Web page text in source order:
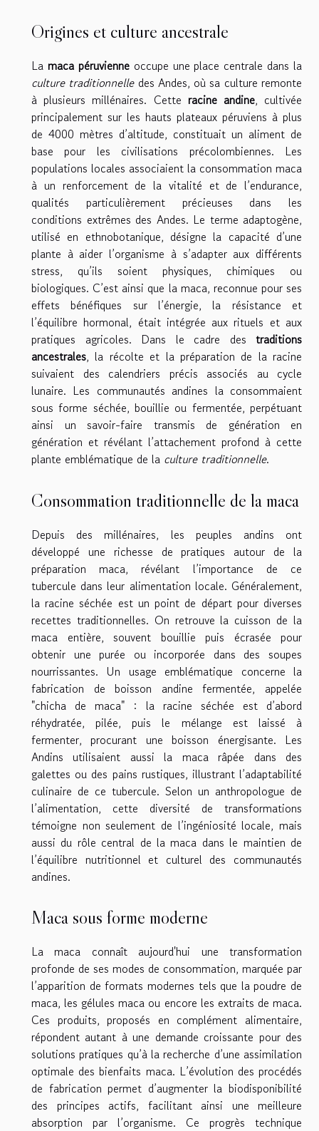
Origines et culture ancestrale
La maca péruvienneoccupe une place centrale dans la
culture traditionnelledes Andes, où sa culture remonte
à plusieurs millénaires. Cette racine andine, cultivée
principalement sur les hauts plateaux péruviens à plus
de 4000 mètres d’altitude, constituait un aliment de
base pour les civilisations précolombiennes. Les
populations locales associaient la consommation maca
à un renforcement de la vitalité et de l’endurance,
qualités particulièrement précieuses dans les
conditions extrêmes des Andes. Le terme adaptogène,
utilisé en ethnobotanique, désigne la capacité d’une
plante à aider l’organisme à s’adapter aux différents
stress, qu’ils soient physiques, chimiques ou
biologiques. C’est ainsi que la maca, reconnue pour ses
effets bénéfiques sur l’énergie, la résistance et
l’équilibre hormonal, était intégrée aux rituels et aux
pratiques agricoles. Dans le cadre des traditions
ancestrales, la récolte et la préparation de la racine
suivaient des calendriers précis associés au cycle
lunaire. Les communautés andines la consommaient
sous forme séchée, bouillie ou fermentée, perpétuant
ainsi un savoir-faire transmis de génération en
génération et révélant l’attachement profond à cette
plante emblématique de la culture traditionnelle.
Consommation traditionnelle de la maca
Depuis des millénaires, les peuples andins ont
développé une richesse de pratiques autour de la
préparation maca, révélant l’importance de ce
tubercule dans leur alimentation locale. Généralement,
la racine séchée est un point de départ pour diverses
recettes traditionnelles. On retrouve la cuisson de la
maca entière, souvent bouillie puis écrasée pour
obtenir une purée ou incorporée dans des soupes
nourrissantes. Un usage emblématique concerne la
fabrication de boisson andine fermentée, appelée
"chicha de maca" : la racine séchée est d’abord
réhydratée, pilée, puis le mélange est laissé à
fermenter, procurant une boisson énergisante. Les
Andins utilisaient aussi la maca râpée dans des
galettes ou des pains rustiques, illustrant l’adaptabilité
culinaire de ce tubercule. Selon un anthropologue de
l’alimentation, cette diversité de transformations
témoigne non seulement de l’ingéniosité locale, mais
aussi du rôle central de la maca dans le maintien de
l’équilibre nutritionnel et culturel des communautés
andines.
Maca sous forme moderne
La maca connaît aujourd'hui une transformation
profonde de ses modes de consommation, marquée par
l’apparition de formats modernes tels que la poudre de
maca, les gélules maca ou encore les extraits de maca.
Ces produits, proposés en complément alimentaire,
répondent autant à une demande croissante pour des
solutions pratiques qu’à la recherche d’une assimilation
optimale des bienfaits maca. L’évolution des procédés
de fabrication permet d’augmenter la biodisponibilité
des principes actifs, facilitant ainsi une meilleure
absorption par l’organisme. Ce progrès technique